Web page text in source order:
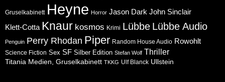
Gruselkabinett Heyne Horror Jason Dark John Sinclair
Klett-Cotta Knaur kosmos Krimi Lübbe Lübbe Audio
Penguin Perry Rhodan Piper Random House Audio Rowohlt
Science Fiction Sex SF Silber Edition Stefan Wolf Thriller
Titania Medien, Gruselkabinett TKKG Ulf Blanck Ullstein